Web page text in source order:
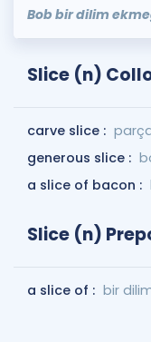
Bob bir dilim
Slice (n)
carve slice :
generous slice :
a slice of bacon :
Slice (n)
a slice of : bir